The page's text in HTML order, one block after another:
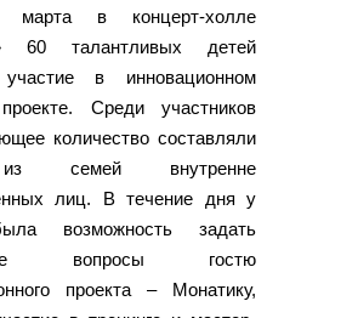
марта в концерт-холле
60 талантливых детей
в инновационном
Среди участников
количество составляли
семей внутренне
лиц. В течение дня у
возможность задать
вопросы гостю
проекта – Монатику,